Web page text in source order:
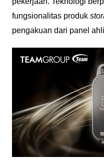
fungsionalitas produk
pengakuan dari panel